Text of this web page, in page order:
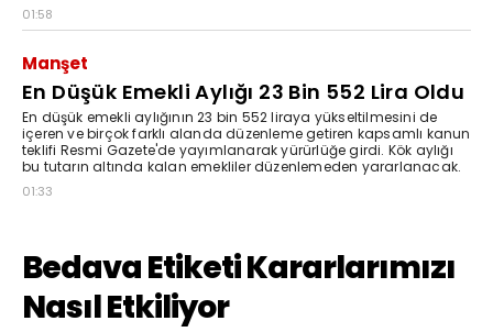
01:58
Manşet
En Düşük Emekli Aylığı 23 Bin 552 Lira Oldu
En düşük emekli aylığının 23 bin 552 liraya yükseltilmesini de
içeren ve birçok farklı alanda düzenleme getiren kapsamlı kanun
teklifi Resmi Gazete'de yayımlanarak yürürlüğe girdi. Kök aylığı
bu tutarın altında kalan emekliler düzenlemeden yararlanacak.
01:33